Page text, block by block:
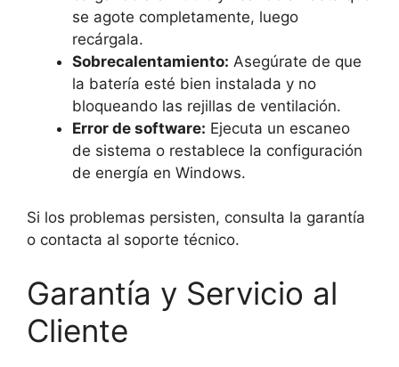
se agote completamente, luego
recárgala.
Sobrecalentamiento: Asegúrate de que
la batería esté bien instalada y no
bloqueando las rejillas de ventilación.
Error de software: Ejecuta un escaneo
de sistema o restablece la configuración
de energía en Windows.
Si los problemas persisten, consulta la garantía
o contacta al soporte técnico.
Garantía y Servicio al
Cliente